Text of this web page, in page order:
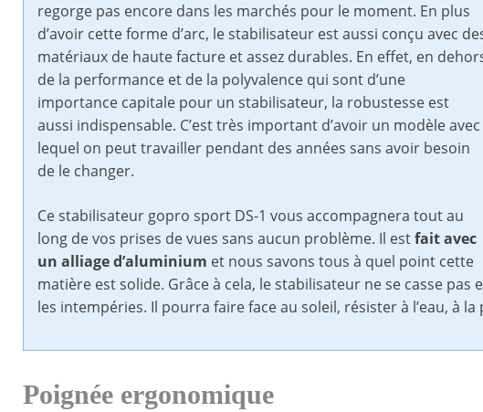
regorge pas encore dans les marchés pour le moment. En plus
d’avoir cette forme d’arc, le stabilisateur est aussi conçu avec
matériaux de haute facture et assez durables. En effet, en
de la performance et de la polyvalence qui sont d’une
importance capitale pour un stabilisateur, la robustesse est
aussi indispensable. C’est très important d’avoir un modèle avec
lequel on peut travailler pendant des années sans avoir besoin
de le changer.
Ce stabilisateur gopro sport DS-1 vous accompagnera tout au
long de vos prises de vues sans aucun problème. Il estfait avec
un alliage d’aluminium et nous savons tous à quel point cette
matière est solide. Grâce à cela, le stabilisateur ne se casse
les intempéries. Il pourra faire face au soleil, résister à l’eau, à la
Poignée ergonomique